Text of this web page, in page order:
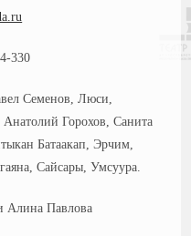
330
Семенов, Люси,
Горохов, Санита
Батаакап, Эрчим,
Сайсары, Умсуура.
Алина Павлова